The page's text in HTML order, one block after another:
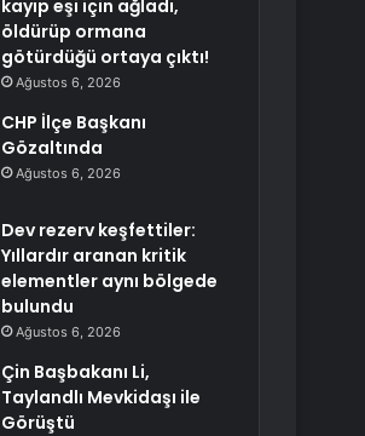
kayıp eşi için ağladı,
öldürüp ormana
götürdüğü ortaya çıktı!
Ağustos 6, 2026
CHP İlçe Başkanı
Gözaltında
Ağustos 6, 2026
Dev rezerv keşfettiler:
Yıllardır aranan kritik
elementler aynı bölgede
bulundu
Ağustos 6, 2026
Çin Başbakanı Li,
Taylandlı Mevkidaşı ile
Görüştü